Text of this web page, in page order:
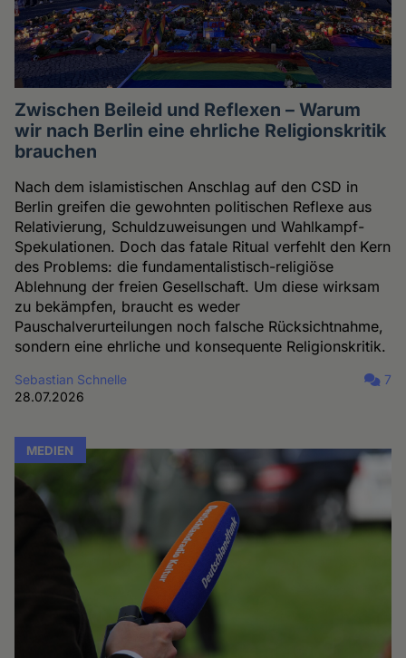
Zwischen Beileid und Reflexen – Warum
wir nach Berlin eine ehrliche Religionskritik
brauchen
Nach dem islamistischen Anschlag auf den CSD in
Berlin greifen die gewohnten politischen Reflexe aus
Relativierung, Schuldzuweisungen und Wahlkampf-
Spekulationen. Doch das fatale Ritual verfehlt den Kern
des Problems: die fundamentalistisch-religiöse
Ablehnung der freien Gesellschaft. Um diese wirksam
zu bekämpfen, braucht es weder
Pauschalverurteilungen noch falsche Rücksichtnahme,
sondern eine ehrliche und konsequente Religionskritik.
Sebastian Schnelle
28.07.2026
7
MEDIEN